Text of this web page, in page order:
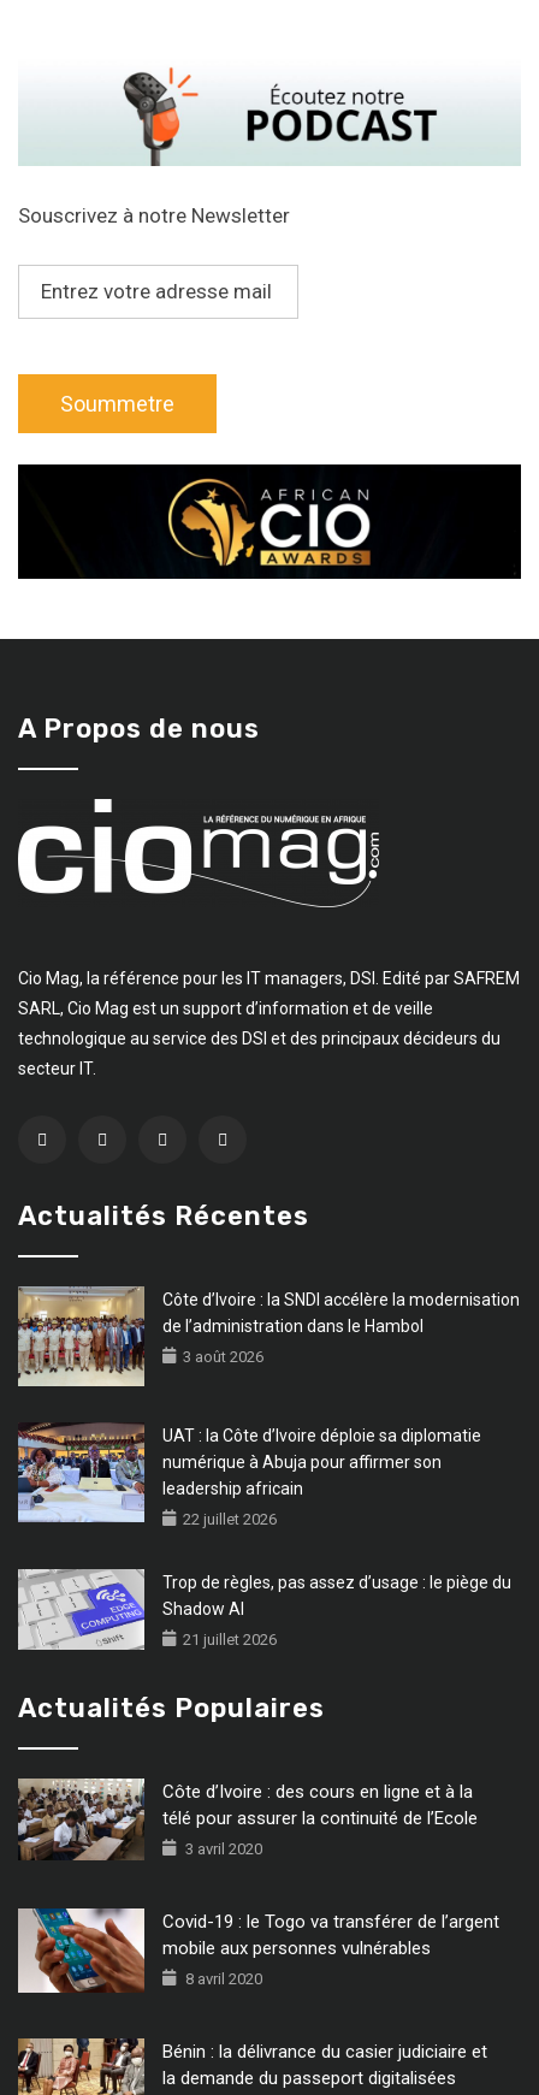
Souscrivez à notre Newsletter
A Propos de nous
Cio Mag, la référence pour les IT managers, DSI. Edité par SAFREM
SARL, Cio Mag est un support d’information et de veille
technologique au service des DSI et des principaux décideurs du
secteur IT.
Actualités Récentes
Côte d’Ivoire : la SNDI accélère la modernisation
de l’administration dans le Hambol
3 août 2026
UAT : la Côte d’Ivoire déploie sa diplomatie
numérique à Abuja pour affirmer son
leadership africain
22 juillet 2026
Trop de règles, pas assez d’usage : le piège du
Shadow AI
21 juillet 2026
Actualités Populaires
Côte d’Ivoire : des cours en ligne et à la
télé pour assurer la continuité de l’Ecole
3 avril 2020
Covid-19 : le Togo va transférer de l’argent
mobile aux personnes vulnérables
8 avril 2020
Bénin : la délivrance du casier judiciaire et
la demande du passeport digitalisées